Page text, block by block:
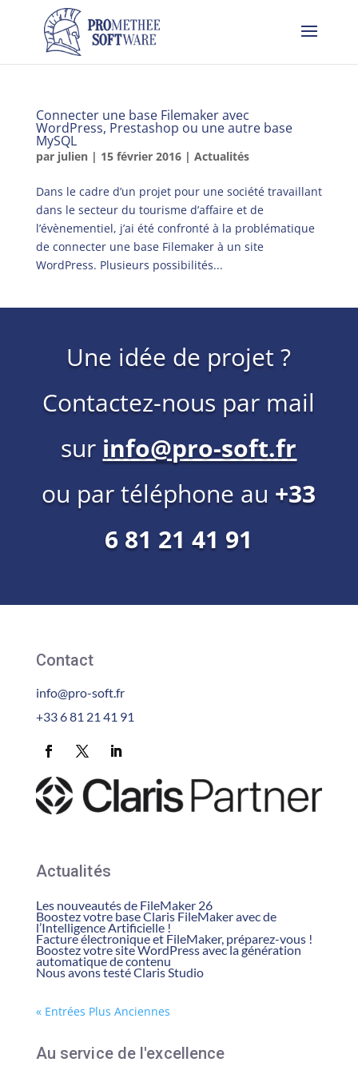
Connecter une base Filemaker avec
WordPress, Prestashop ou une autre base
MySQL
par julien| 15 février 2016| Actualités
Dans le cadre d’un projet pour une société travaillant
dans le secteur du tourisme d’affaire et de
l’évènementiel, j’ai été confronté à la problématique
de connecter une base Filemaker à un site
WordPress. Plusieurs possibilités...
Une idée de projet ?
Contactez-nous par mail
sur info@pro-soft.fr
ou par téléphone au +33
6 81 21 41 91
Contact
info@pro-soft.fr
+33 6 81 21 41 91
Actualités
Les nouveautés de FileMaker 26
Boostez votre base Claris FileMaker avec de
l’Intelligence Artificielle !
Facture électronique et FileMaker, préparez-vous !
Boostez votre site WordPress avec la génération
automatique de contenu
Nous avons testé Claris Studio
« Entrées Plus Anciennes
Au service de l'excellence